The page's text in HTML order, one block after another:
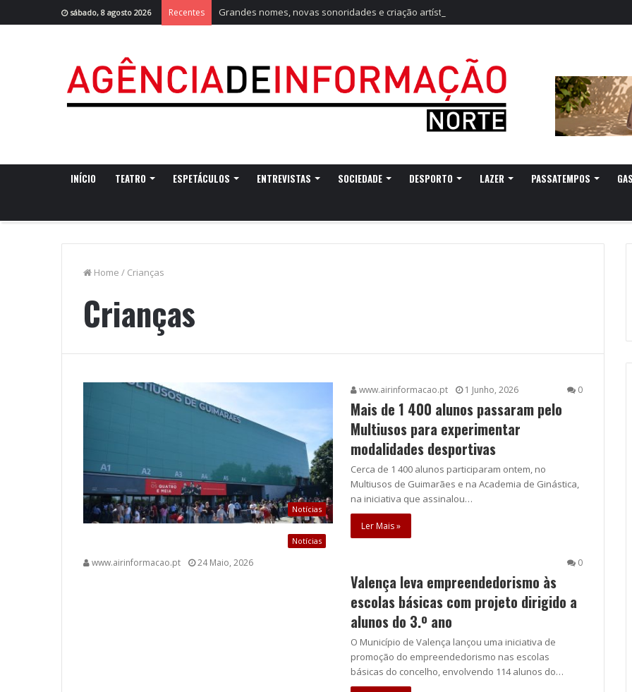
sábado, 8 agosto 2026 Recentes Grandes nomes, novas sonoridades e criação artística marcam a nova temporada do CTAL
INÍCIO TEATRO ESPETÁCULOS ENTREVISTAS SOCIEDADE DESPORTO LAZER PASSATEMPOS
Home / Crianças
Crianças
Notícias
www.airinformacao.pt 1 Junho, 2026 0
Mais de 1 400 alunos passaram pelo
Multiusos para experimentar
modalidades desportivas
Cerca de 1 400 alunos participaram ontem, no
Multiusos de Guimarães e na Academia de Ginástica,
na iniciativa que assinalou…
Ler Mais »
Notícias
www.airinformacao.pt 24 Maio, 2026 0
Valença leva empreendedorismo às
escolas básicas com projeto dirigido a
alunos do 3.º ano
O Município de Valença lançou uma iniciativa de
promoção do empreendedorismo nas escolas
básicas do concelho, envolvendo 114 alunos do…